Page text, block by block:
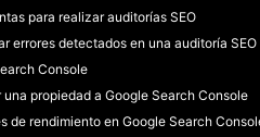
para realizar auditorías SEO
errores detectados en una auditoría SEO
Console
una propiedad a Google Search Console
de rendimiento en Google Search